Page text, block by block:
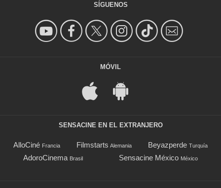
SÍGUENOS
MÓVIL
SENSACINE EN EL EXTRANJERO
AlloCiné Francia Filmstarts Alemania Beyazperde Turquía
AdoroCinema Brasil Sensacine México México